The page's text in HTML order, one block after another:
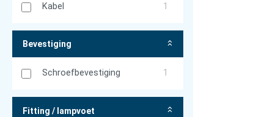
Kabel 1
Bevestiging
Schroefbevestiging 1
Fitting / lampvoet